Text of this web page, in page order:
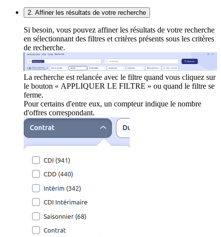
2. Affiner les résultats de votre recherche
Si besoin, vous pouvez affiner les résultats de votre recherche
en sélectionnant des filtres et critères présents sous les critères
de recherche.
La recherche est relancée avec le filtre quand vous cliquez sur
le bouton « APPLIQUER LE FILTRE » ou quand le filtre se
ferme.
Pour certains d'entre eux, un compteur indique le nombre
d'offres correspondant.